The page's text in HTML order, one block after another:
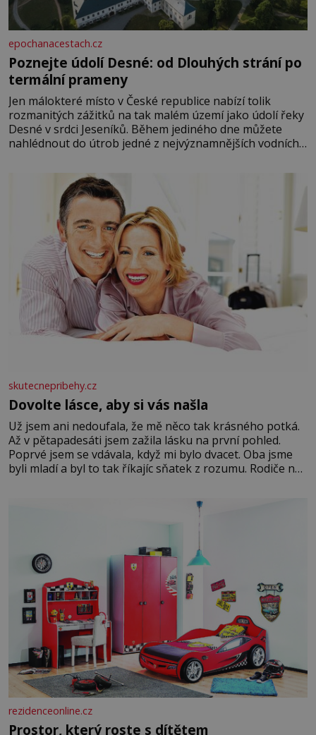
epochanacestach.cz
Poznejte údolí Desné: od Dlouhých strání po
termální prameny
Jen málokteré místo v České republice nabízí tolik
rozmanitých zážitků na tak malém území jako údolí řeky
Desné v srdci Jeseníků. Během jediného dne můžete
nahlédnout do útrob jedné z nejvýznamnějších vodních
se na koloběžce a den zakončit poznáváním památek ve
Velkých Losinách nebo v termálním
skutecnepribehy.cz
Dovolte lásce, aby si vás našla
Už jsem ani nedoufala, že mě něco tak krásného potká.
Až v pětapadesáti jsem zažila lásku na první pohled.
Poprvé jsem se vdávala, když mi bylo dvacet. Oba jsme
byli mladí a byl to tak říkajíc sňatek z rozumu. Rodiče nás
rezidenceonline.cz
Prostor, který roste s dítětem